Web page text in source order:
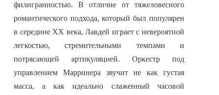
филигранностью. В отличие от тяжеловесного
романтического подхода, который был популярен
в середине XX века, Лавдей играет с невероятной
легкостью, стремительными темпами и
потрясающей артикуляцией. Оркестр под
управлением Марринера звучит не как густая
масса, а как идеально слаженный часовой